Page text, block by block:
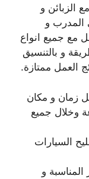
الزبائن و
المدرب و
مع جميع انواع
و بالتنسيق
العمل ممتازة.
زمان و مكان
وخلال جميع
السيارات
و